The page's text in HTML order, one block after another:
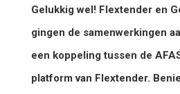
Gelukkig wel! Flextender en
gingen de samenwerkingen
een koppeling tussen de
platform van Flextender.